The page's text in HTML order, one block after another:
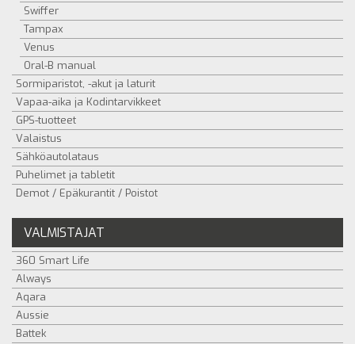
Swiffer
Tampax
Venus
Oral-B manual
Sormiparistot, -akut ja laturit
Vapaa-aika ja Kodintarvikkeet
GPS-tuotteet
Valaistus
Sähköautolataus
Puhelimet ja tabletit
Demot / Epäkurantit / Poistot
VALMISTAJAT
360 Smart Life
Always
Aqara
Aussie
Battek